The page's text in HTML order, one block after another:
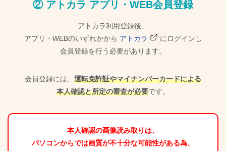
② アトカラ アプリ・WEB会員登録
アトカラ利用登録後、
アプリ・WEBのいずれかから アトカラ
にログインし
会員登録を行う必要があります。
会員登録には、 運転免許証やマイナンバーカードによる
本人確認と所定の審査が必要です。
本人確認の画像読み取りは、
パソコンからでは画質が不十分な可能性がある為、